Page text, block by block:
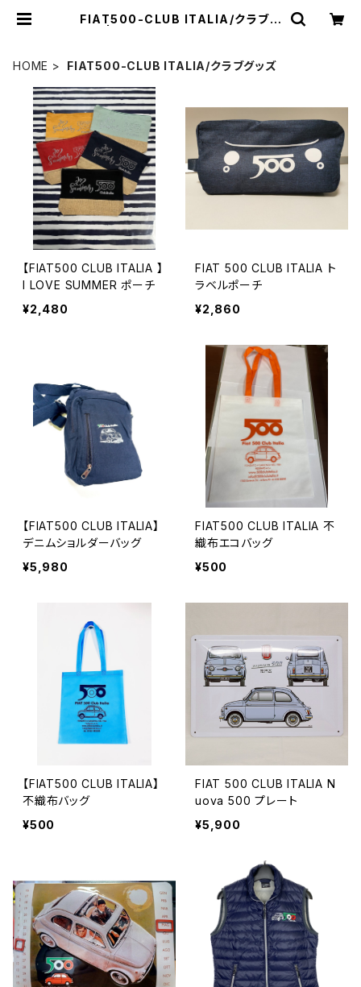
FIAT500-CLUB ITALIA/クラブグ
HOME
FIAT500-CLUB ITALIA/クラブグッズ
【FIAT500 CLUB ITALIA 】
I LOVE SUMMER ポーチ
¥2,480
FIAT 500 CLUB ITALIA ト
ラベルポーチ
¥2,860
【FIAT500 CLUB ITALIA】
デニムショルダーバッグ
¥5,980
FIAT500 CLUB ITALIA 不
織布エコバッグ
¥500
【FIAT500 CLUB ITALIA】
不織布バッグ
¥500
FIAT 500 CLUB ITALIA N
uova 500 プレート
¥5,900